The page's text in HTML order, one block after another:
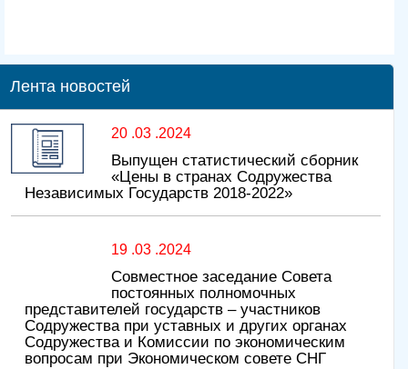
Лента новостей
20 .03 .2024
Выпущен статистический сборник
«Цены в странах Содружества
Независимых Государств 2018-2022»
19 .03 .2024
Совместное заседание Совета
постоянных полномочных
представителей государств – участников
Содружества при уставных и других органах
Содружества и Комиссии по экономическим
вопросам при Экономическом совете СНГ